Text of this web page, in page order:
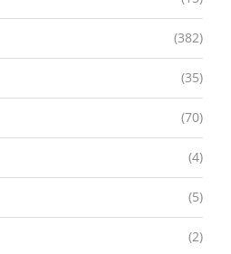
(382)
(35)
(70)
(4)
(5)
(2)